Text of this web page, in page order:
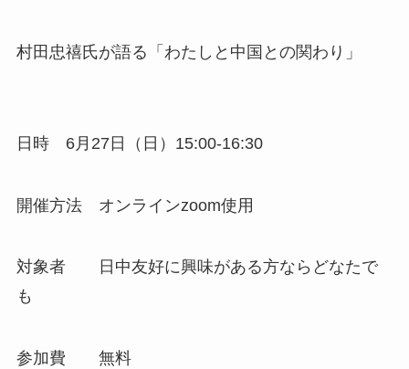
村田忠禧氏が語る「わたしと中国との関わり」
日時 6月27日（日）15:00-16:30
開催方法 オンラインzoom使用
対象者 日中友好に興味がある方ならどなたで
も
参加費 無料